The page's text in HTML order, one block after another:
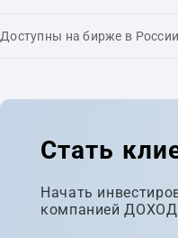
Доступны на бирже в России
Стать
Начать
компанией